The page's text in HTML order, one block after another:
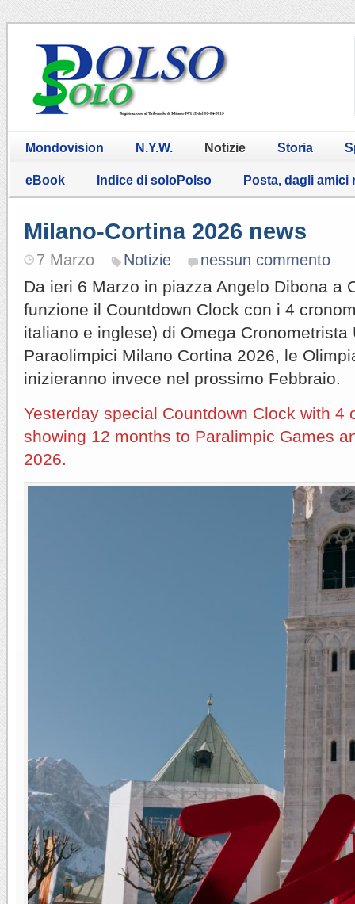
Mondovision N.Y.W. Notizie Storia
eBook Indice di soloPolso Posta, dagli amici
Milano-Cortina 2026 news
7 Marzo Notizie nessun commento
Da ieri 6 Marzo in piazza Angelo Dibona a
funzione il Countdown Clock con i 4
italiano e inglese) di Omega Cronometrista
Paraolimpici Milano Cortina 2026, le
inizieranno invece nel prossimo Febbraio.
Yesterday special Countdown Clock with 4
showing 12 months to Paralimpic Games
2026.